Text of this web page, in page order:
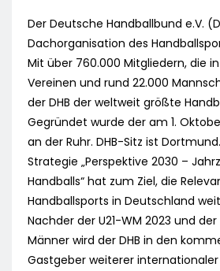
Der Deutsche Handballbund e.V.
Dachorganisation des
Mit über 760.000 Mitgliedern, die
Vereinen und rund 22.000
der DHB der weltweit größte
Gegründet wurde der am 1.
an der Ruhr. DHB-Sitz ist
Strategie „Perspektive 2030 –
Handballs“ hat zum Ziel, die
Handballsports in Deutschland
Nachder der U21-WM 2023 und der
Männer wird der DHB in den
Gastgeber weiterer